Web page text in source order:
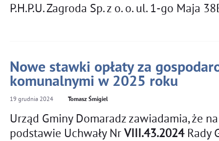
P.H.P.U. Zagroda Sp. z o. o. ul. 1-go Maja
Nowe stawki opłaty za
komunalnymi w 2025 roku
19 grudnia 2024 Tomasz Śmigiel
Urząd Gminy Domaradz zawiadamia, że na
podstawie Uchwały Nr VIII.43.2024Rady